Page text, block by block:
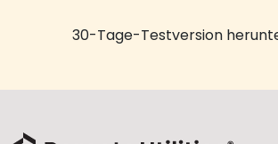
30-Tage-Testversion